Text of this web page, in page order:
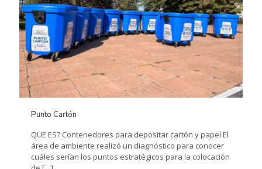
Punto Cartón
QUE ES? Contenedores para depositar cartón y papel El
área de ambiente realizó un diagnóstico para conocer
cuáles serían los puntos estratégicos para la colocación